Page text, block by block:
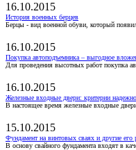
16.10.2015
История военных берцев
Берцы - вид военной обуви, который
16.10.2015
Покупка автоподъемника – выгодное
Для проведения высотных работ покупка
16.10.2015
Железные входные двери: критерии
В настоящее время железные входные
15.10.2015
Фундамент на винтовых сваях и другие его
В основу свайного фундамента входят в